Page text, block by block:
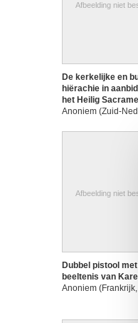
Afbeelding niet
De kerkelijke en
hiërachie in
het Heilig
Anoniem (Zuid-
Afbeelding niet
Dubbel pistool
beeltenis van
Anoniem (Frankrijk,